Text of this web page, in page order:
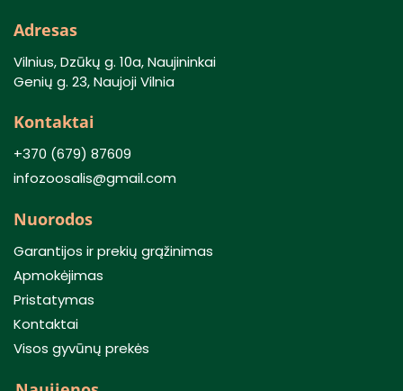
Adresas
Vilnius, Dzūkų g. 10a, Naujininkai
Genių g. 23, Naujoji Vilnia
Kontaktai
+370 (679) 87609
infozoosalis@gmail.com
Nuorodos
Garantijos ir prekių grąžinimas
Apmokėjimas
Pristatymas
Kontaktai
Visos gyvūnų prekės